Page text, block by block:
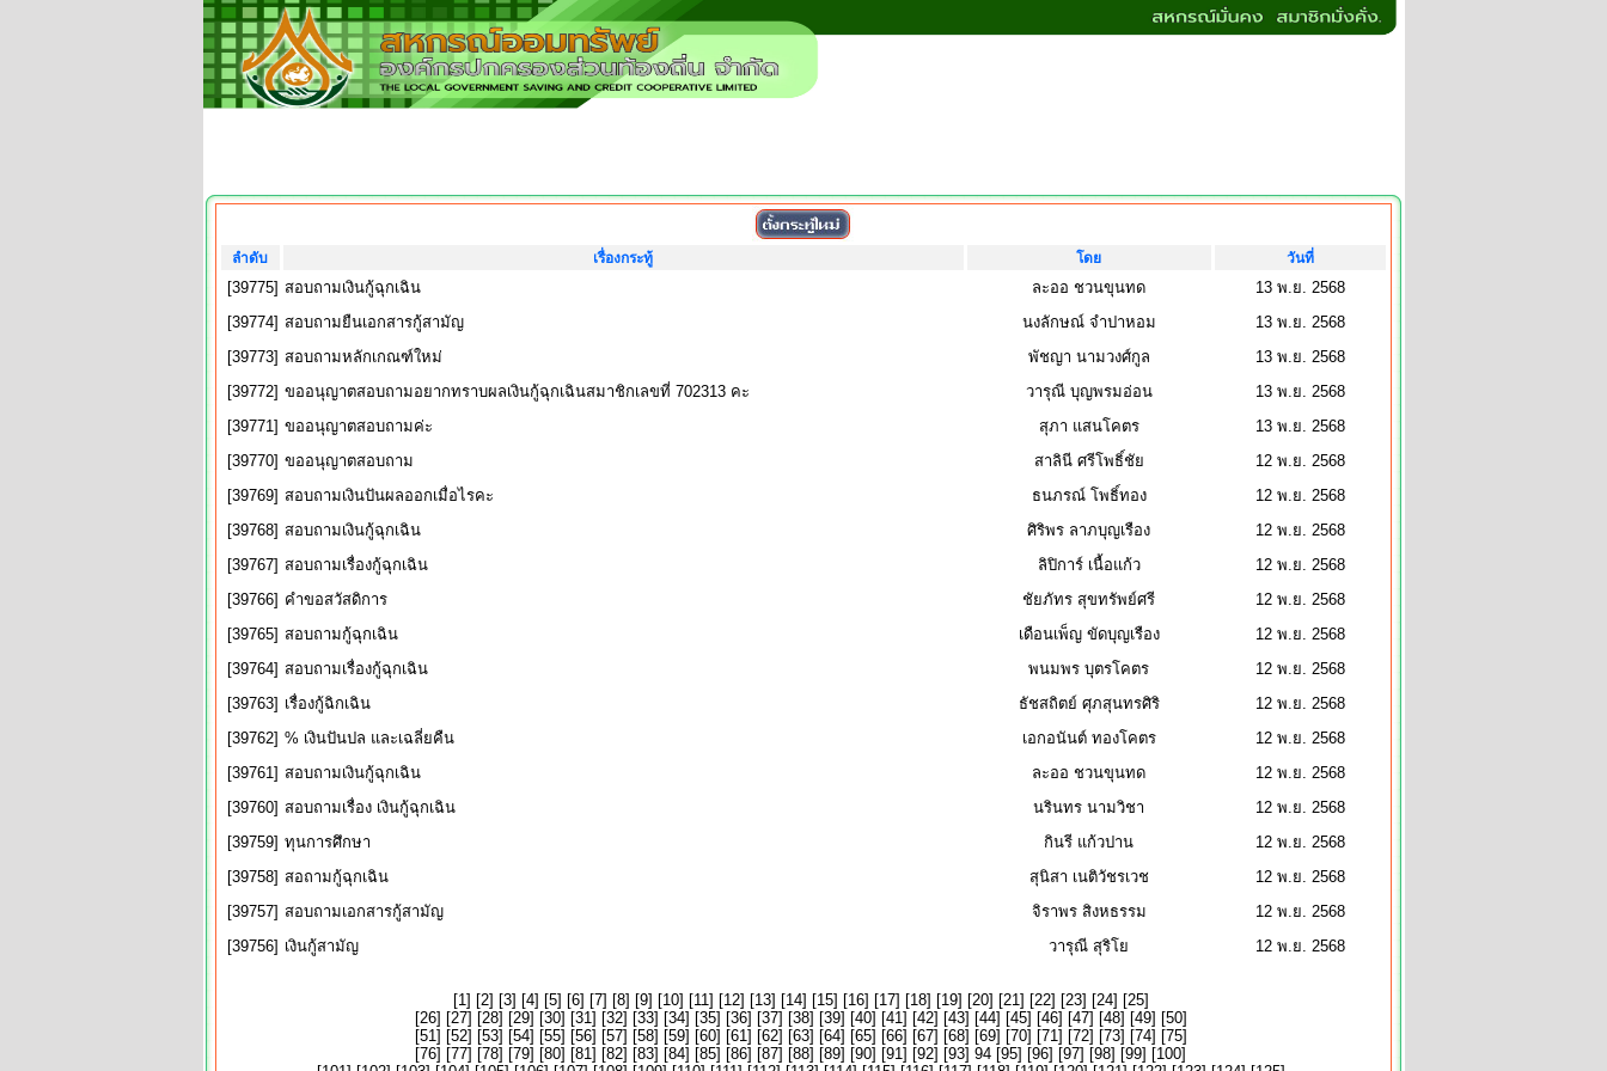
ลำดับ เรื่องกระทู้ โดย วันที่
[39775] สอบถามเงินกู้ฉุกเฉิน ละออ ชวนขุนทด
13 พ.ย. 2568
[39774] สอบถามยืนเอกสารกู้สามัญ นงลักษณ์ จำปาหอม
13 พ.ย. 2568
[39773] สอบถามหลักเกณฑ์ใหม่ พัชญา นามวงศ์กูล
13 พ.ย. 2568
[39772] ขออนุญาตสอบถามอยากทราบผลเงินกู้ฉุกเฉินสมาชิกเลขที่ 702313 คะ วารุณี บุญพรมอ่อน
13 พ.ย. 2568
[39771] ขออนุญาตสอบถามค่ะ สุภา แสนโคตร
13 พ.ย. 2568
[39770] ขออนุญาตสอบถาม สาลินี ศรีโพธิ์ชัย
12 พ.ย. 2568
[39769] สอบถามเงินปันผลออกเมื่อไรคะ ธนภรณ์ โพธิ์ทอง
12 พ.ย. 2568
[39768] สอบถามเงินกู้ฉุกเฉิน ศิริพร ลาภบุญเรือง
12 พ.ย. 2568
[39767] สอบถามเรื่องกู้ฉุกเฉิน ลิปิการ์ เนื้อแก้ว
12 พ.ย. 2568
[39766] คำขอสวัสดิการ ชัยภัทร สุขทรัพย์ศรี
12 พ.ย. 2568
[39765] สอบถามกู้ฉุกเฉิน เดือนเพ็ญ ขัดบุญเรือง
12 พ.ย. 2568
[39764] สอบถามเรื่องกู้ฉุกเฉิน พนมพร บุตรโคตร
12 พ.ย. 2568
[39763] เรื่องกู้ฉิกเฉิน ธัชสถิตย์ ศุภสุนทรศิริ
12 พ.ย. 2568
[39762] % เงินปันปล และเฉลี่ยคืน เอกอนันต์ ทองโคตร
12 พ.ย. 2568
[39761] สอบถามเงินกู้ฉุกเฉิน ละออ ชวนขุนทด
12 พ.ย. 2568
[39760] สอบถามเรื่อง เงินกู้ฉุกเฉิน นรินทร นามวิชา
12 พ.ย. 2568
[39759] ทุนการศึกษา กินรี แก้วปาน
12 พ.ย. 2568
[39758] สอถามกู้ฉุกเฉิน สุนิสา เนติวัชรเวช
12 พ.ย. 2568
[39757] สอบถามเอกสารกู้สามัญ จิราพร สิงหธรรม
12 พ.ย. 2568
[39756] เงินกู้สามัญ วารุณี สุริโย 12 พ.ย. 2568
[1] [2] [3] [4] [5] [6] [7] [8] [9] [10] [11] [12] [13] [14] [15] [16] [17] [18] [19] [20] [21] [22] [23] [24] [25]
[26] [27] [28] [29] [30] [31] [32] [33] [34] [35] [36] [37] [38] [39] [40] [41] [42] [43] [44] [45] [46] [47] [48] [49] [50]
[51] [52] [53] [54] [55] [56] [57] [58] [59] [60] [61] [62] [63] [64] [65] [66] [67] [68] [69] [70] [71] [72] [73] [74] [75]
[76] [77] [78] [79] [80] [81] [82] [83] [84] [85] [86] [87] [88] [89] [90] [91] [92] [93] 94 [95] [96] [97] [98] [99] [100]